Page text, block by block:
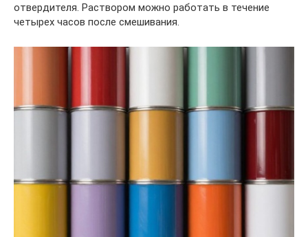
отвердителя. Раствором можно работать в течение
четырех часов после смешивания.